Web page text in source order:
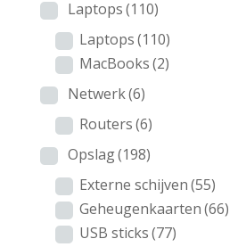
Laptops(110)
Laptops(110)
MacBooks(2)
Netwerk(6)
Routers(6)
Opslag(198)
Externe schijven(55)
Geheugenkaarten(66)
USB sticks(77)